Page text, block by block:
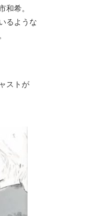
和希。
るような
ストが